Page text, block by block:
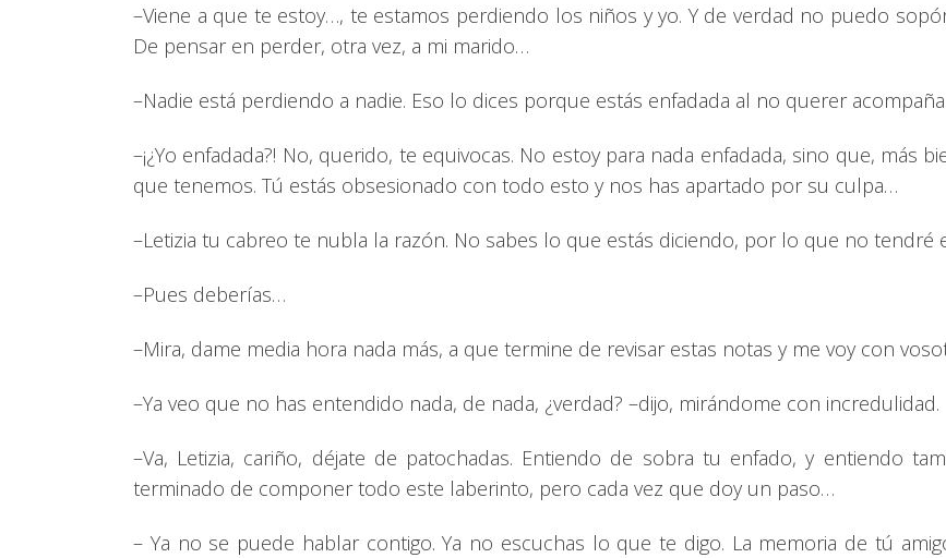
–Viene a que te estoy…, te estamos perdiendo los niños y yo. Y de verdad no puedo
De pensar en perder, otra vez, a mi marido…
–Nadie está perdiendo a nadie. Eso lo dices porque estás enfadada al no querer
–¡¿Yo enfadada?! No, querido, te equivocas. No estoy para nada enfadada, sino que, más
que tenemos. Tú estás obsesionado con todo esto y nos has apartado por su culpa…
–Letizia tu cabreo te nubla la razón. No sabes lo que estás diciendo, por lo que no tendré
–Pues deberías…
–Mira, dame media hora nada más, a que termine de revisar estas notas y me voy con
–Ya veo que no has entendido nada, de nada, ¿verdad? –dijo, mirándome con incredulidad.
–Va, Letizia, cariño, déjate de patochadas. Entiendo de sobra tu enfado, y entiendo
terminado de componer todo este laberinto, pero cada vez que doy un paso…
– Ya no se puede hablar contigo. Ya no escuchas lo que te digo. La memoria de tú